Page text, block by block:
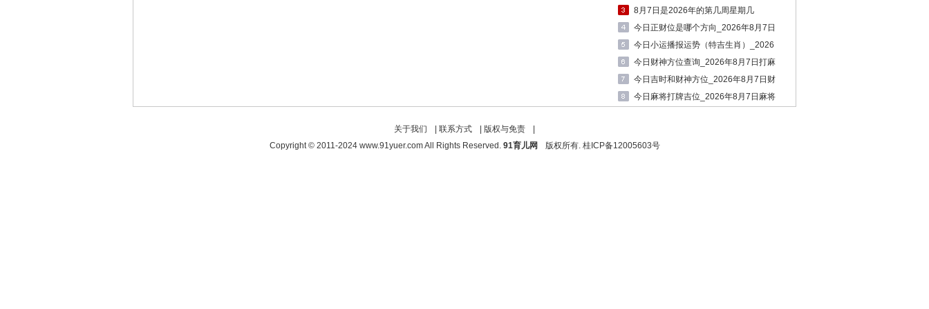
十二时辰财神方位
8月7日是2026年的第几周星期几
今日正财位是哪个方向_2026年8月7日
正财位
今日小运播报运势（特吉生肖）_2026
年8月7日生肖运势查询
今日财神方位查询_2026年8月7日打麻
将必赢方位
今日吉时和财神方位_2026年8月7日财
神方位和时间
今日麻将打牌吉位_2026年8月7日麻将
关于我们
联系方式 版权与免责
Copyright © 2011-2024 www.91yuer.com All Rights Reserved. 91育儿网 版权所有. 桂ICP备12005603号